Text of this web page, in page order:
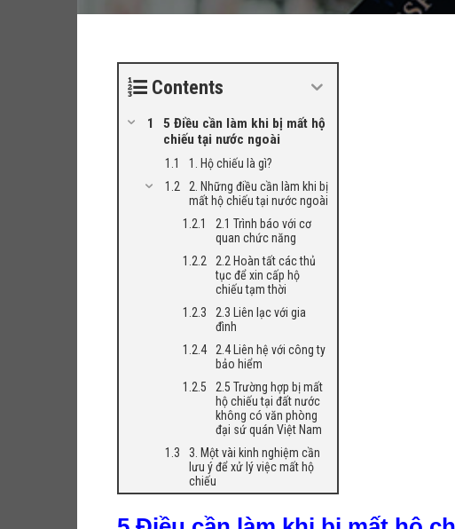
Contents
5 Điều cần làm khi bị mất hộ
chiếu tại nước ngoài
1. Hộ chiếu là gì?
2. Những điều cần làm khi bị
mất hộ chiếu tại nước ngoài
2.1 Trình báo với cơ
quan chức năng
2.2 Hoàn tất các thủ
tục để xin cấp hộ
chiếu tạm thời
2.3 Liên lạc với gia
đình
2.4 Liên hệ với công ty
bảo hiểm
2.5 Trường hợp bị mất
hộ chiếu tại đất nước
không có văn phòng
đại sứ quán Việt Nam
3. Một vài kinh nghiệm cần
lưu ý để xử lý việc mất hộ
chiếu